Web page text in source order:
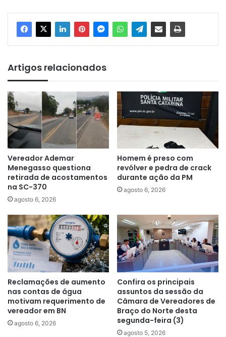
Artigos relacionados
Vereador Ademar
Menegasso questiona
retirada de acostamentos
na SC-370
agosto 6, 2026
Homem é preso com
revólver e pedra de crack
durante ação da PM
agosto 6, 2026
Reclamações de aumento
nas contas de água
motivam requerimento de
vereador em BN
agosto 6, 2026
Confira os principais
assuntos da sessão da
Câmara de Vereadores de
Braço do Norte desta
segunda-feira (3)
agosto 5, 2026